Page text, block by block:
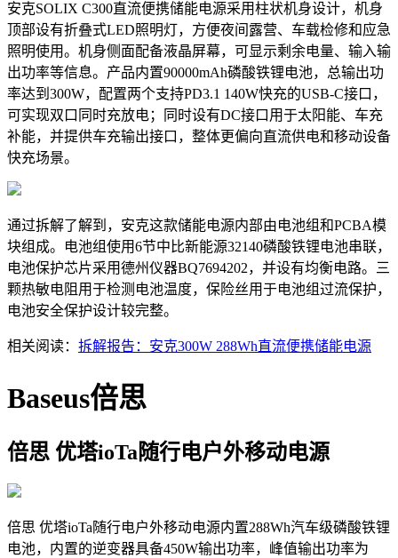
安克SOLIX C300直流便携储能电源采用柱状机身设计，机身
顶部设有折叠式LED照明灯，方便夜间露营、车载检修和应急
照明使用。机身侧面配备液晶屏幕，可显示剩余电量、输入输
出功率等信息。产品内置90000mAh磷酸铁锂电池，总输出功
率达到300W，配置两个支持PD3.1 140W快充的USB-C接口，
可实现双口同时充放电；同时设有DC接口用于太阳能、车充
补能，并提供车充输出接口，整体更偏向直流供电和移动设备
快充场景。
通过拆解了解到，安克这款储能电源内部由电池组和PCBA模
块组成。电池组使用6节中比新能源32140磷酸铁锂电池串联，
电池保护芯片采用德州仪器BQ7694202，并设有均衡电路。三
颗热敏电阻用于检测电池温度，保险丝用于电池组过流保护，
电池安全保护设计较完整。
相关阅读： 拆解报告：安克300W 288Wh直流便携储能电源
Baseus倍思
倍思 优塔ioTa随行电户外移动电源
倍思 优塔ioTa随行电户外移动电源内置288Wh汽车级磷酸铁锂
电池，内置的逆变器具备450W输出功率，峰值输出功率为